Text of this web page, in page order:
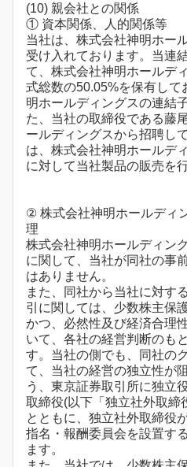
(10) 親会社との関係
① 資本関係、人的関係等
当社は、株式会社神明ホー
受け入れております。当連
て、株式会社神明ホールデ
式総数の50.05%を保有して
明ホールディングスの連結
た、当社の取締役である藤
ールディングスから招聘し
は、株式会社神明ホールデ
に対して当社製品の販売を
② 株式会社神明ホールディ
理
株式会社神明ホールディン
に関して、当社が同社の事
はありません。
また、同社から当社に対す
引に関しては、少数株主保
かつ、必然性及び経済合理
いて、各社の経営判断のも
す。当社の側でも、同社の
て、当社の経営の独立性が
う、東京証券取引所に独立
取締役(以下「独立社外取締
とともに、独立社外取締役
指名・報酬委員会を設置す
ます。